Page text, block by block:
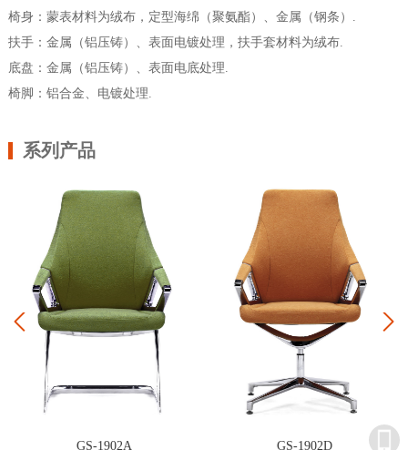
椅身：蒙表材料为绒布，定型海绵（聚氨酯）、金属（钢条）.
扶手：金属（铝压铸）、表面电镀处理，扶手套材料为绒布.
底盘：金属（铝压铸）、表面电底处理.
椅脚：铝合金、电镀处理.
系列产品
GS-1902A GS-1902D